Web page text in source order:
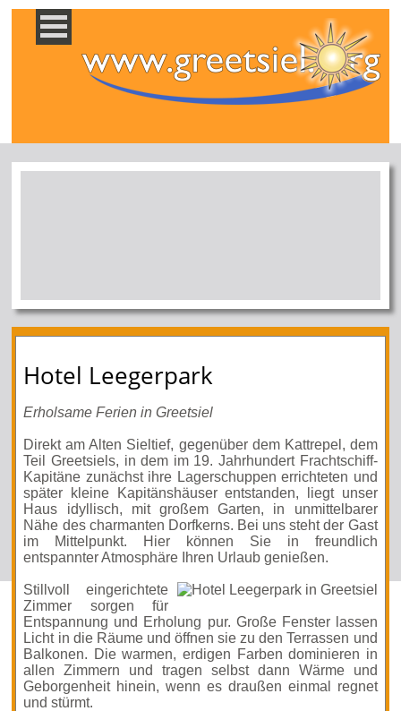
Hotel Leegerpark
Erholsame Ferien in Greetsiel
Direkt am Alten Sieltief, gegenüber dem Kattrepel, dem
Teil Greetsiels, in dem im 19. Jahrhundert Frachtschiff-
Kapitäne zunächst ihre Lagerschuppen errichteten und
später kleine Kapitänshäuser entstanden, liegt unser
Haus idyllisch, mit großem Garten, in unmittelbarer
Nähe des charmanten Dorfkerns. Bei uns steht der Gast
im Mittelpunkt. Hier können Sie in freundlich
entspannter Atmosphäre Ihren Urlaub genießen.
Stillvoll eingerichtete
Zimmer sorgen für
Entspannung und Erholung pur. Große Fenster lassen
Licht in die Räume und öffnen sie zu den Terrassen und
Balkonen. Die warmen, erdigen Farben dominieren in
allen Zimmern und tragen selbst dann Wärme und
Geborgenheit hinein, wenn es draußen einmal regnet
und stürmt.